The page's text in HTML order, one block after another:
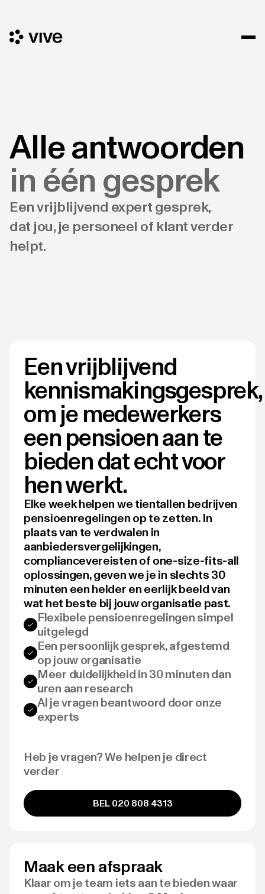
Alle antwoorden
in één gesprek
Een vrijblijvend expert gesprek,
dat jou, je personeel of klant verder
helpt.
Een vrijblijvend
kennismakingsgesprek,
om je medewerkers
een pensioen aan te
bieden dat echt voor
hen werkt.
Elke week helpen we tientallen bedrijven
pensioenregelingen op te zetten. In
plaats van te verdwalen in
aanbiedersvergelijkingen,
compliancevereisten of one-size-fits-all
oplossingen, geven we je in slechts 30
minuten een helder en eerlijk beeld van
wat het beste bij jouw organisatie past.
Flexibele pensioenregelingen simpel
uitgelegd
Een persoonlijk gesprek, afgestemd
op jouw organisatie
Meer duidelijkheid in 30 minuten dan
uren aan research
Al je vragen beantwoord door onze
experts
Heb je vragen? We helpen je direct
verder
BEL 020 808 4313
Maak een afspraak
Klaar om je team iets aan te bieden waar